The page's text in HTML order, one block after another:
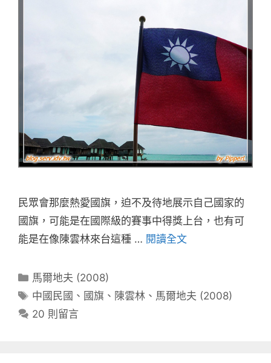
民眾會那麼熱愛國旗，迫不及待地展示自己國家的
國旗，可能是在國際級的賽事中得獎上台，也有可
能是在像陳雲林來台這種 … 閱讀全文
分
類
馬爾地夫 (2008)
標
籤
中國民國 、 國旗 、 陳雲林 、 馬爾地夫 (2008)
20 則留言